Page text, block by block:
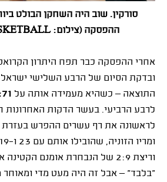
סורקין. שוב היה השחקן הבולט
ההפסקה (צילום: FIBA.BASKETBALL)
אחרי ההפסקה כבר תפח היתרון
ובדקת הסיום של הרבע השלישי
התוצאה – כשהיא מעמידה אותה על
לרבע הרביעי. בעשר הדקות האחרונות
לראשונה את רף עשרים ההפרש בעזרת
"בלבד" – אבל זה היה מעט מדי